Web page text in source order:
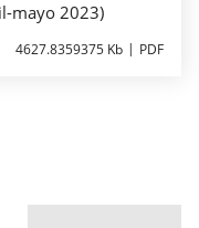
mayo 2023)
4627.8359375 Kb PDF